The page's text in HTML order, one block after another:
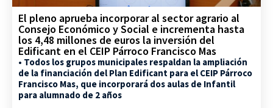
El pleno aprueba incorporar al sector agrario al
Consejo Económico y Social e incrementa hasta
los 4,48 millones de euros la inversión del
Edificant en el CEIP Párroco Francisco Mas
• Todos los grupos municipales respaldan la ampliación
de la financiación del Plan Edificant para el CEIP Párroco
Francisco Mas, que incorporará dos aulas de Infantil
para alumnado de 2 años